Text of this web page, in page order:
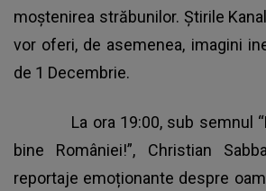
moștenirea străbunilor. Știrile
vor oferi, de asemenea, imagini
de 1 Decembrie.
La ora 19:00, sub semnul
bine României!”, Christian
reportaje emoționante despre